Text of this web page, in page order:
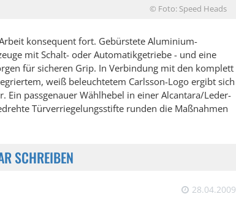
© Foto: Speed Heads
konsequent fort. Gebürstete Aluminium-
mit Schalt- oder Automatikgetriebe - und eine
für sicheren Grip. In Verbindung mit den komplett
weiß beleuchtetem Carlsson-Logo ergibt sich
Ein passgenauer Wählhebel in einer Alcantara/Leder-
Türverriegelungsstifte runden die Maßnahmen
SCHREIBEN
28.04.2009